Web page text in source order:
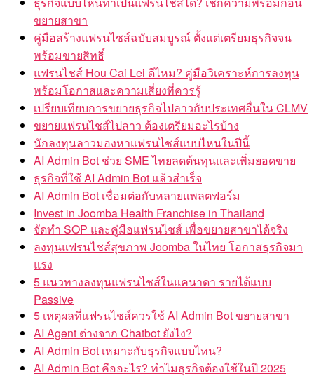
ขยายสาขา
คู่มือสร้างแฟรนไชส์ฉบับสมบูรณ์ ตั้งแต่เตรียมธุรกิจจน
พร้อมขายสิทธิ์
แฟรนไชส์ Hou Cai Lei ดีไหม? คู่มือวิเคราะห์การลงทุน
พร้อมโอกาสและความเสี่ยงที่ควรรู้
เปรียบเทียบการขยายธุรกิจไปลาวกับประเทศอื่นใน CLMV
ขยายแฟรนไชส์ไปลาว ต้องเตรียมอะไรบ้าง
นักลงทุนลาวมองหาแฟรนไชส์แบบไหนในปีนี้
AI Admin Bot ช่วย SME ไทยลดต้นทุนและเพิ่มยอดขาย
ธุรกิจที่ใช้ AI Admin Bot แล้วสำเร็จ
AI Admin Bot เชื่อมต่อกับหลายแพลตฟอร์ม
Invest in Joomba Health Franchise in Thailand
จัดทำ SOP และคู่มือแฟรนไชส์ เพื่อขยายสาขาได้จริง
ลงทุนแฟรนไชส์สุขภาพ Joomba ในไทย โอกาสธุรกิจมา
แรง
5 แนวทางลงทุนแฟรนไชส์ในแคนาดา รายได้แบบ
Passive
5 เหตุผลที่แฟรนไชส์ควรใช้ AI Admin Bot ขยายสาขา
AI Agent ต่างจาก Chatbot ยังไง?
AI Admin Bot เหมาะกับธุรกิจแบบไหน?
AI Admin Bot คืออะไร? ทำไมธุรกิจต้องใช้ในปี 2025